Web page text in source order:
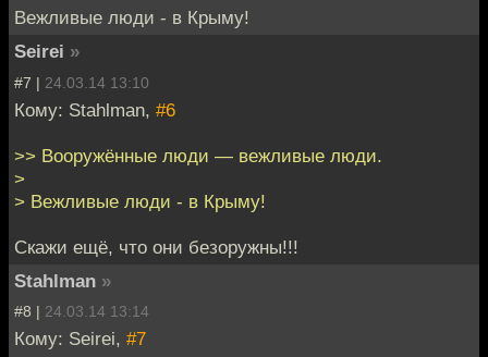
Вежливые люди - в Крыму!
Seirei »
#7 | 24.03.14 13:10
Кому: Stahlman, #6
>> Вооружённые люди — вежливые люди.
>
> Вежливые люди - в Крыму!
Скажи ещё, что они безоружны!!!
Stahlman »
#8 | 24.03.14 13:14
Кому: Seirei, #7